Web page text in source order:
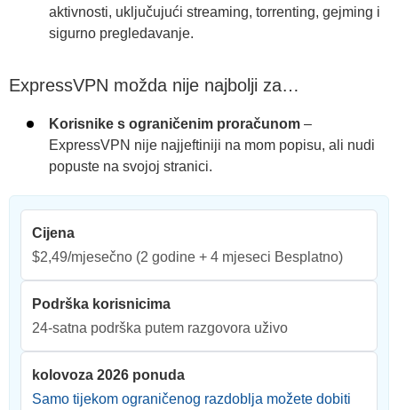
aktivnosti, uključujući streaming, torrenting, gejming i
sigurno pregledavanje.
ExpressVPN možda nije najbolji za…
Korisnike s ograničenim proračunom –
ExpressVPN nije najjeftiniji na mom popisu, ali nudi
popuste na svojoj stranici.
Cijena
$2,49/mjesečno (2 godine + 4 mjeseci Besplatno)
Podrška korisnicima
24-satna podrška putem razgovora uživo
kolovoza 2026 ponuda
Samo tijekom ograničenog razdoblja možete dobiti